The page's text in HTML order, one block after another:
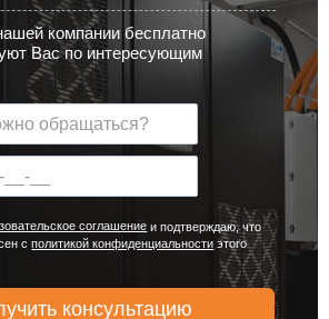
компании бесплатно
Вас по интересующим
соглашение и подтверждаю, что
сполитикой конфиденциальности этого